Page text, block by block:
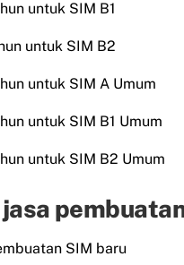
untuk SIM B1
untuk SIM B2
untuk SIM A Umum
untuk SIM B1 Umum
untuk SIM B2 Umum
jasa
SIM baru